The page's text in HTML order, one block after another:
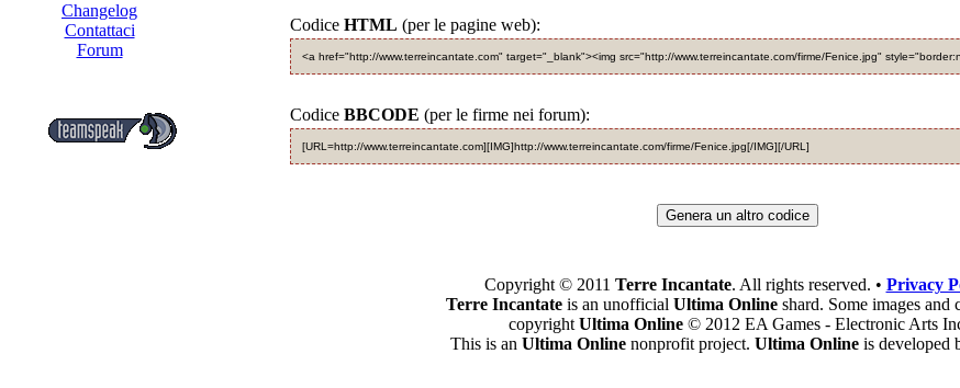
Changelog
Contattaci
Forum
Codice HTML (per le pagine web):
<a href="http://www.terreincantate.com" target="_blank"><img src="http://www.terreincantate.com/firme/Fenice.jpg"
Codice BBCODE (per le firme nei forum):
[URL=http://www.terreincantate.com][IMG]http://www.terreincantate.com/firme/Fenice.jpg[/IMG][/URL]
Genera un altro codice
Copyright © 2011 Terre Incantate. All rights reserved. • Privacy
Terre Incantate is an unofficial Ultima Online shard. Some images and
copyright Ultima Online© 2012 EA Games - Electronic Arts
This is an Ultima Online nonprofit project. Ultima Online is developed